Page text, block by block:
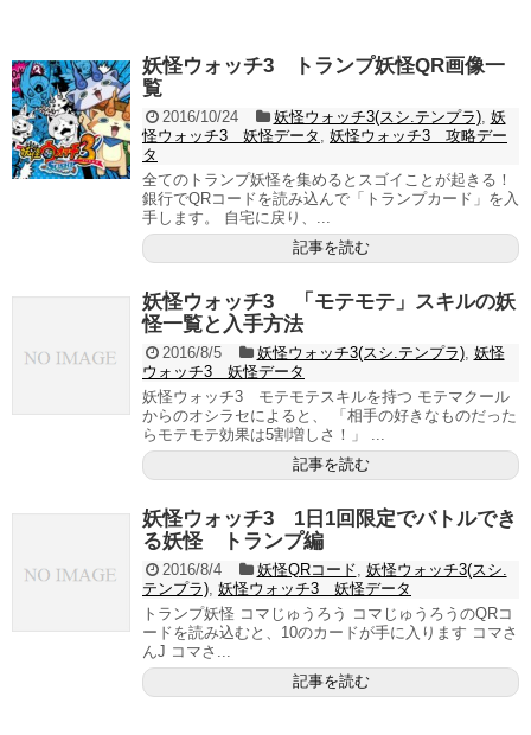
妖怪ウォッチ3 トランプ妖怪QR画像一
覧
2016/10/24 妖怪ウォッチ3(スシ.テンプラ), 妖
怪ウォッチ3 妖怪データ , 妖怪ウォッチ3 攻略デー
タ
全てのトランプ妖怪を集めるとスゴイことが起きる！
銀行でQRコードを読み込んで「トランプカード」を入
手します。 自宅に戻り、...
記事を読む
妖怪ウォッチ3 「モテモテ」スキルの妖
怪一覧と入手方法
2016/8/5 妖怪ウォッチ3(スシ.テンプラ), 妖怪
ウォッチ3 妖怪データ
妖怪ウォッチ3 モテモテスキルを持つ モテマクール
からのオシラセによると、 「相手の好きなものだった
らモテモテ効果は5割増しさ！」 ...
記事を読む
妖怪ウォッチ3 1日1回限定でバトルでき
る妖怪 トランプ編
2016/8/4 妖怪QRコード, 妖怪ウォッチ3(スシ.
テンプラ), 妖怪ウォッチ3 妖怪データ
トランプ妖怪 コマじゅうろう コマじゅうろうのQRコ
ードを読み込むと、10のカードが手に入ります コマさ
んJ コマさ...
記事を読む